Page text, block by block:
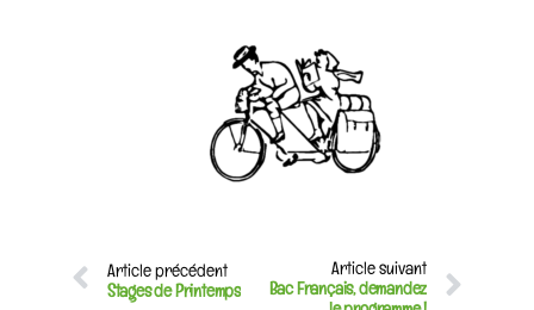
Article précédent
Stages de Printemps
Article suivant
Bac Français, demandez